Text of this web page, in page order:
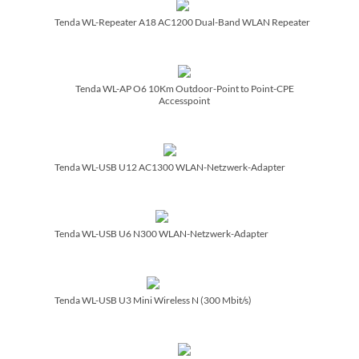
Tenda WL-Repeater A18 AC1200 Dual-Band WLAN Repeater
Tenda WL-AP O6 10Km Outdoor-Point to Point-CPE
Accesspoint
Tenda WL-USB U12 AC1300 WLAN-Netzwerk-Adapter
Tenda WL-USB U6 N300 WLAN-Netzwerk-Adapter
Tenda WL-USB U3 Mini Wireless N (300 Mbit/­s)